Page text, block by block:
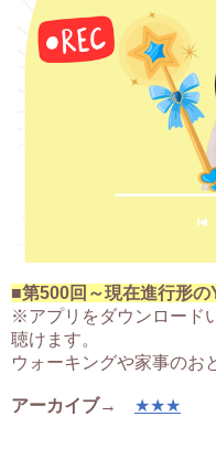
■第500回～現在進行形
※アプリをダウンロード
聴けます。
ウォーキングや家事のお
アーカイブ→ ★★★